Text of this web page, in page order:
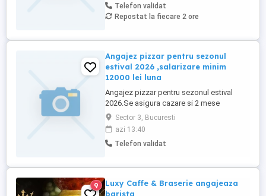
Telefon validat
Repostat la fiecare 2 ore
Angajez pizzar pentru sezonul
estival 2026 ,salarizare minim
12000 lei luna
Angajez pizzar pentru sezonul estival
2026.Se asigura cazare si 2 mese
zi.Pentru detalii privind salarizarea nu
ezitati sa ne contactati la tel .
Sector 3, Bucuresti
azi 13:40
Telefon validat
9
Luxy Caffe & Braserie angajeaza
barista